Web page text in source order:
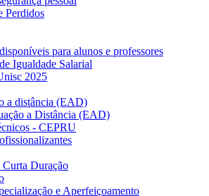
Perdidos
para alunos e professores
Igualdade Salarial
2025
a distância (EAD)
a Distância (EAD)
- CEPRU
Curta Duração
e Aperfeiçoamento